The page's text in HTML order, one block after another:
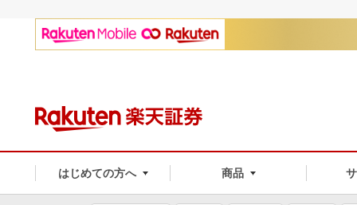
はじめての方へ 商品